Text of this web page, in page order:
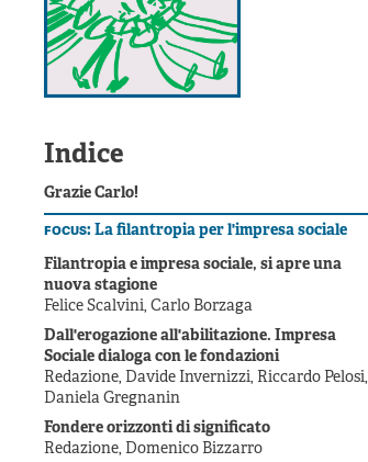
Indice
Grazie Carlo!
focus:La filantropia per l'impresa sociale
Filantropia e impresa sociale, si apre una
nuova stagione
Felice Scalvini, Carlo Borzaga
Dall'erogazione all'abilitazione. Impresa
Sociale dialoga con le fondazioni
Redazione, Davide Invernizzi, Riccardo Pelosi,
Daniela Gregnanin
Fondere orizzonti di significato
Redazione, Domenico Bizzarro